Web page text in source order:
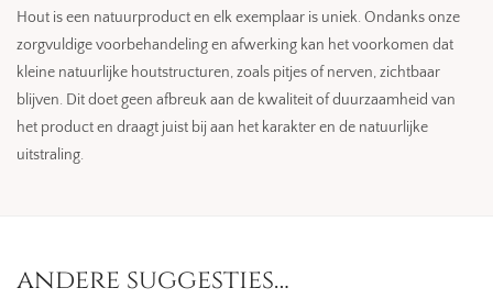
Hout is een natuurproduct en elk exemplaar is uniek. Ondanks onze
zorgvuldige voorbehandeling en afwerking kan het voorkomen dat
kleine natuurlijke houtstructuren, zoals pitjes of nerven, zichtbaar
blijven. Dit doet geen afbreuk aan de kwaliteit of duurzaamheid van
het product en draagt juist bij aan het karakter en de natuurlijke
uitstraling.
andere suggesties…